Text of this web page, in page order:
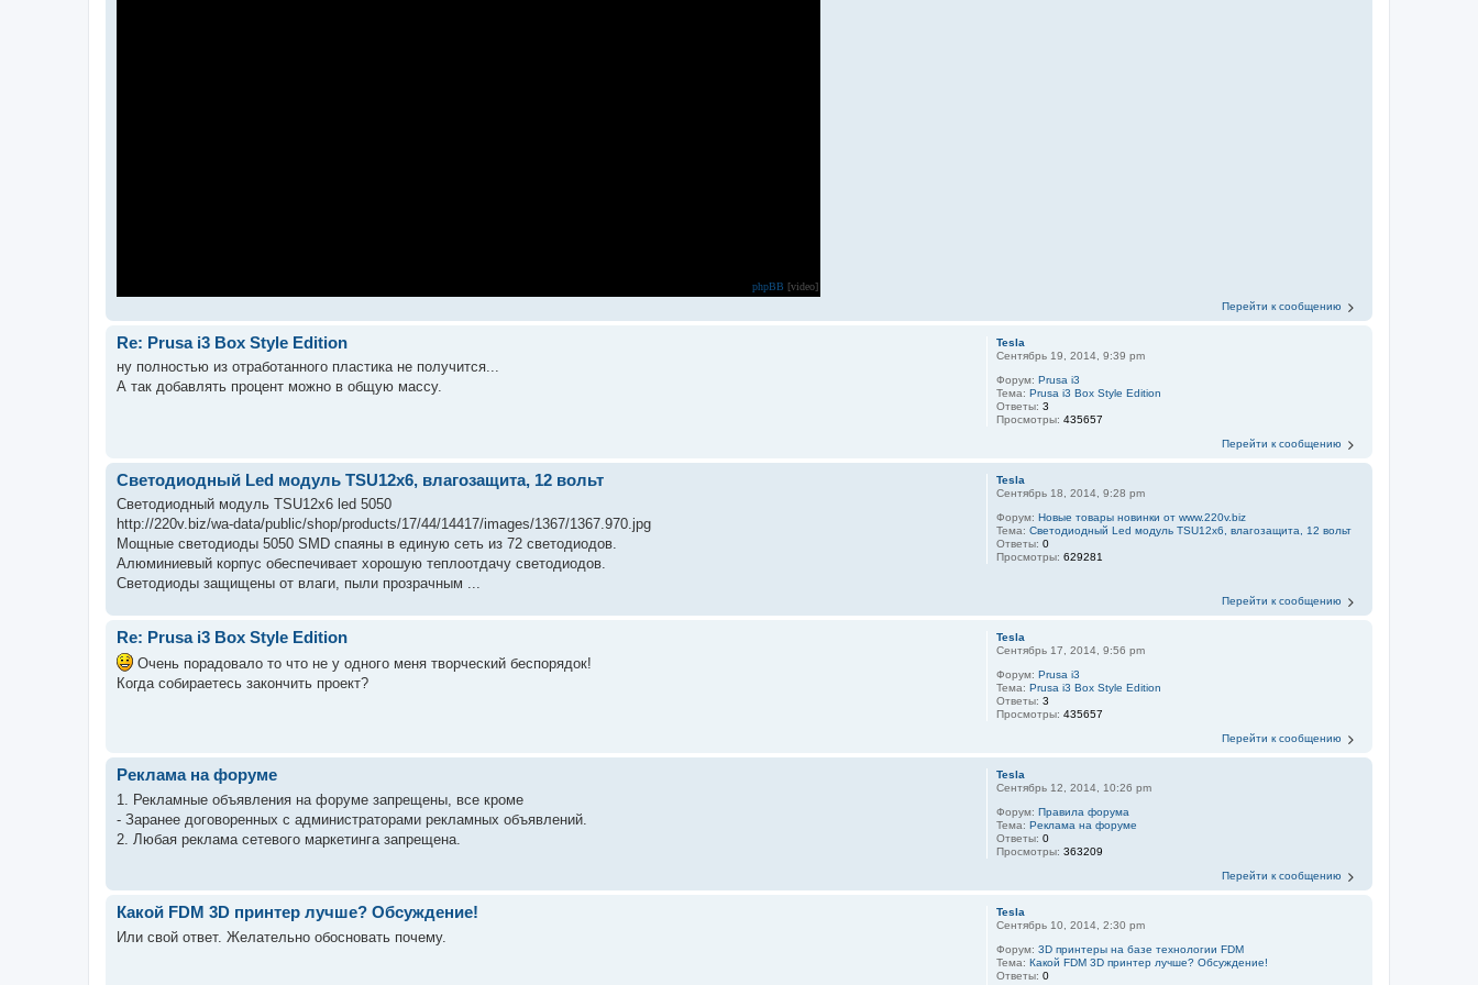
phpBB [video]
Перейти к сообщению
Tesla
Сентябрь 19, 2014, 9:39 pm
Форум:Prusa i3
Тема:Prusa i3 Box Style Edition
Ответы:3
Просмотры:435657
Re: Prusa i3 Box Style Edition
ну полностью из отработанного пластика не получится...
А так добавлять процент можно в общую массу.
Перейти к сообщению
Tesla
Сентябрь 18, 2014, 9:28 pm
Форум:Новые товары новинки от www.220v.biz
Тема:Светодиодный Led модуль TSU12х6, влагозащита, 12 вольт
Ответы:0
Просмотры:629281
Светодиодный Led модуль TSU12х6, влагозащита, 12 вольт
Светодиодный модуль TSU12х6 led 5050
http://220v.biz/wa-data/public/shop/products/17/44/14417/images/1367/1367.970.jpg
Мощные светодиоды 5050 SMD спаяны в единую сеть из 72 светодиодов.
Алюминиевый корпус обеспечивает хорошую теплоотдачу светодиодов.
Светодиоды защищены от влаги, пыли прозрачным ...
Перейти к сообщению
Tesla
Сентябрь 17, 2014, 9:56 pm
Форум:Prusa i3
Тема:Prusa i3 Box Style Edition
Ответы:3
Просмотры:435657
Re: Prusa i3 Box Style Edition
Очень порадовало то что не у одного меня творческий беспорядок!
Когда собираетесь закончить проект?
Перейти к сообщению
Tesla
Сентябрь 12, 2014, 10:26 pm
Форум:Правила форума
Тема:Реклама на форуме
Ответы:0
Просмотры:363209
Реклама на форуме
1. Рекламные объявления на форуме запрещены, все кроме
- Заранее договоренных с администраторами рекламных объявлений.
2. Любая реклама сетевого маркетинга запрещена.
Перейти к сообщению
Tesla
Сентябрь 10, 2014, 2:30 pm
Форум:3D принтеры на базе технологии FDM
Тема:Какой FDM 3D принтер лучше? Обсуждение!
Ответы:0
Какой FDM 3D принтер лучше? Обсуждение!
Или свой ответ. Желательно обосновать почему.